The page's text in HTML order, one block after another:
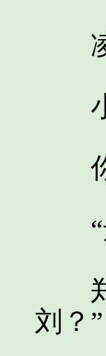
凌
小
你
“还
郑
刘？”